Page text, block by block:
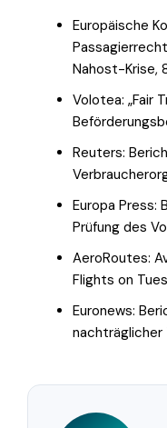
Europäische
Nahost-Krise,
Volotea: „Fair
Reuters:
Europa Press:
Prüfung des
AeroRoutes:
Flights on
Euronews: